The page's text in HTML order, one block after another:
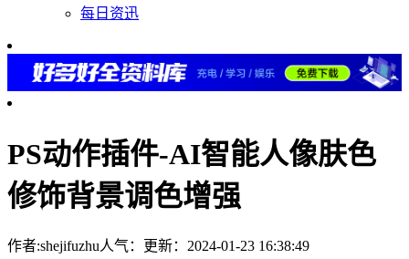
每日资迅
PS动作插件-AI智能人像肤色
修饰背景调色增强
作者:shejifuzhu人气： 更新：2024-01-23 16:38:49